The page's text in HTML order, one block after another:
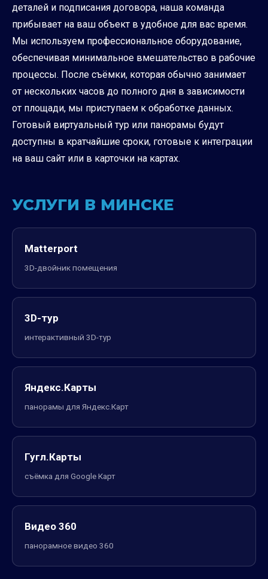
деталей и подписания договора, наша команда
прибывает на ваш объект в удобное для вас время.
Мы используем профессиональное оборудование,
обеспечивая минимальное вмешательство в рабочие
процессы. После съёмки, которая обычно занимает
от нескольких часов до полного дня в зависимости
от площади, мы приступаем к обработке данных.
Готовый виртуальный тур или панорамы будут
доступны в кратчайшие сроки, готовые к интеграции
на ваш сайт или в карточки на картах.
УСЛУГИ В МИНСКЕ
Matterport
3D-двойник помещения
3D-тур
интерактивный 3D-тур
Яндекс.Карты
панорамы для Яндекс.Карт
Гугл.Карты
съёмка для Google Карт
Видео 360
панорамное видео 360